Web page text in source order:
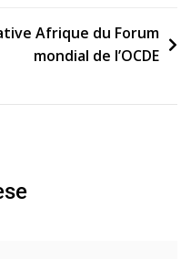
Afrique du Forum
mondial de l’OCDE